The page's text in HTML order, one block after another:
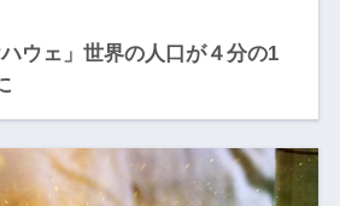
ウェ」世界の人口が４分の1